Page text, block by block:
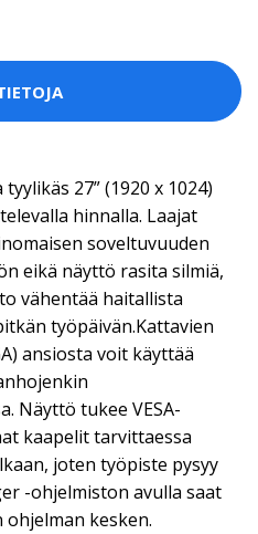
27” (1920 x 1024)
hinnalla. Laajat
soveltuvuuden
eikä näyttö rasita silmiä,
vähentää haitallista
työpäivän.Kattavien
ansiosta voit käyttää
Näyttö tukee VESA-
kaapelit tarvittaessa
joten työpiste pysyy
-ohjelmiston avulla saat
kesken.